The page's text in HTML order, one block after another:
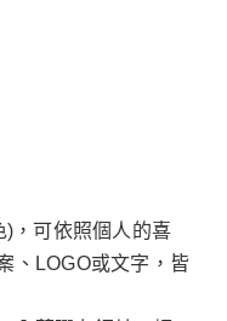
)，可依照個人的喜
、LOGO或文字，皆